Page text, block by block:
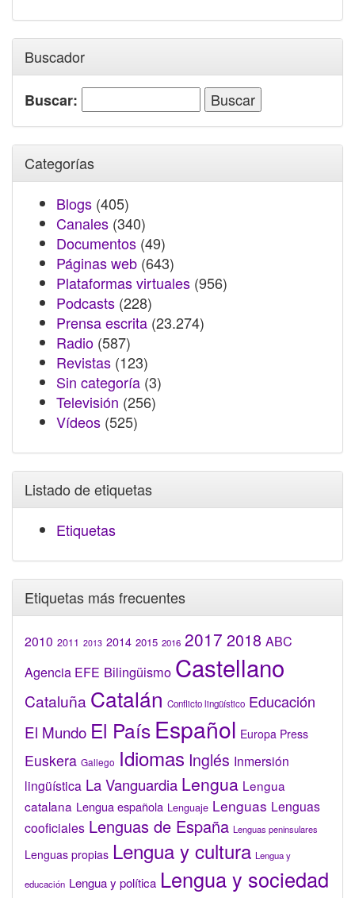
Buscador
Buscar:
Categorías
Blogs (405)
Canales (340)
Documentos (49)
Páginas web (643)
Plataformas virtuales (956)
Podcasts (228)
Prensa escrita (23.274)
Radio (587)
Revistas (123)
Sin categoría (3)
Televisión (256)
Vídeos (525)
Listado de etiquetas
Etiquetas
Etiquetas más frecuentes
2010 2011 2013 2014 2015 2016 2017 2018 ABC
Agencia EFE Bilingüismo Castellano
Cataluña Catalán Conflicto lingüístico Educación
El Mundo El País Español Europa Press
Euskera Gallego Idiomas Inglés Inmersión
lingüística La Vanguardia Lengua Lengua
catalana Lengua española Lenguaje Lenguas Lenguas
cooficiales Lenguas de España Lenguas peninsulares
Lenguas propias Lengua y cultura Lengua y
educación Lengua y política Lengua y sociedad